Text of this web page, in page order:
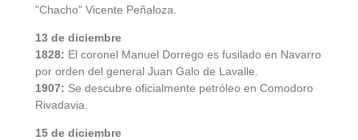
"Chacho" Vicente Peñaloza.
13 de diciembre
1828: El coronel Manuel Dorrego es fusilado en Navarro
por orden del general Juan Galo de Lavalle.
1907: Se descubre oficialmente petróleo en Comodoro
Rivadavia.
15 de diciembre